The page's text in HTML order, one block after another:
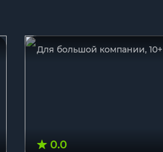
Для большой компании, 10+
0.0